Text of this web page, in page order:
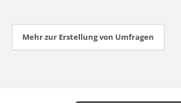
Mehr zur Erstellung von Umfragen